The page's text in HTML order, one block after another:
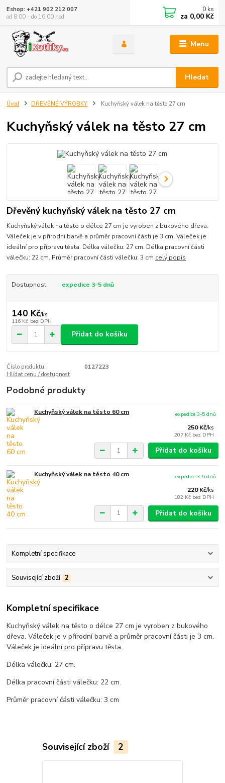
Menu
Hledat
Eshop: +421 902 212 007
od 8:00 - do 16:00 hod
0 ks
za 0,00 Kč
Úvod DŘEVĚNÉ VÝROBKY Kuchyňský válek na těsto 27 cm
Kuchyňský válek na těsto 27 cm
Dřevěný kuchyňský válek na těsto 27 cm
Kuchyňský válek na těsto o délce 27 cm je vyroben z bukového dřeva.
Váleček je v přírodní barvě a průměr pracovní části je 3 cm. Váleček je
ideální pro přípravu těsta. Délka válečku: 27 cm. Délka pracovní části
válečku: 22 cm. Průměr pracovní části válečku: 3 cm celý popis
Dostupnost expedice 3-5 dnů
140 Kč/ks
116 Kč bez DPH
Přidat do košíku
Číslo produktu:
0127223
Hlídat cenu / dostupnost
Podobné produkty
Kuchyňský válek na těsto 60 cm
250 Kč/ks
207 Kč bez DPH
expedice 3-5 dnů
Přidat do košíku
Kuchyňský válek na těsto 40 cm
220 Kč/ks
182 Kč bez DPH
expedice 3-5 dnů
Přidat do košíku
Kompletní specifikace
Související zboží 2
Kompletní specifikace
Kuchyňský válek na těsto o délce 27 cm je vyroben z bukového
dřeva. Váleček je v přírodní barvě a průměr pracovní části je 3 cm.
Váleček je ideální pro přípravu těsta.
Délka válečku: 27 cm.
Délka pracovní části válečku: 22 cm.
Průměr pracovní části válečku: 3 cm
Související zboží 2